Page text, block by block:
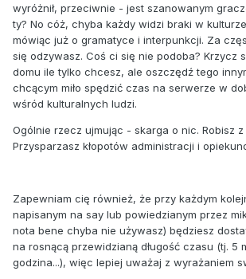
wyróżnił, przeciwnie - jest szanowanym
ty? No cóż, chyba każdy widzi braki w
mówiąc już o gramatyce i interpunkcji. Za
się odzywasz. Coś ci się nie podoba? Krzycz
domu ile tylko chcesz, ale oszczędź tego
chcącym miło spędzić czas na serwerze w
wśród kulturalnych ludzi.
Ogólnie rzecz ujmując - skarga o nic. Robisz z
Przysparzasz kłopotów administracji i
Zapewniam cię również, że przy każdym
napisanym na say lub powiedzianym przez
nota bene chyba nie używasz) będziesz
na rosnącą przewidzianą długość czasu (tj. 5
godzina...), więc lepiej uważaj z wyrażaniem